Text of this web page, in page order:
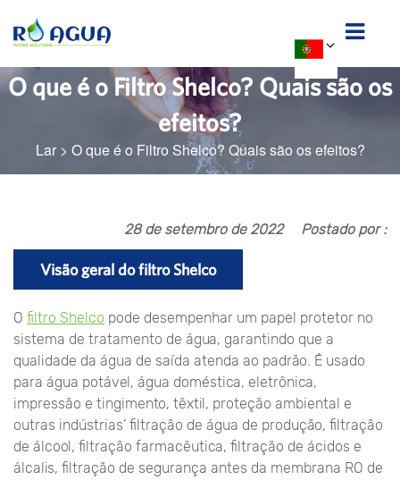
O que é o Filtro Shelco? Quais são os
efeitos?
Lar> O que é o Filtro Shelco? Quais são os efeitos?
28 de setembro de 2022 Postado por :
Visão geral do filtro Shelco
O filtro Shelco pode desempenhar um papel protetor no
sistema de tratamento de água, garantindo que a
qualidade da água de saída atenda ao padrão. É usado
para água potável, água doméstica, eletrônica,
impressão e tingimento, têxtil, proteção ambiental e
outras indústrias’ filtração de água de produção, filtração
de álcool, filtração farmacêutica, filtração de ácidos e
álcalis, filtração de segurança antes da membrana RO de